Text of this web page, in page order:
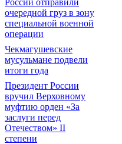
России отправили
очередной груз в зону
специальной военной
операции
Чекмагушевские
мусульмане подвели
итоги года
Президент России
вручил Верховному
муфтию орден «За
заслуги перед
Отечеством» II
степени